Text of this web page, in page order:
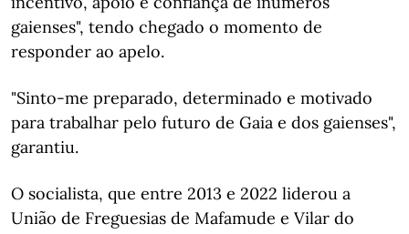
gaienses", tendo chegado o momento de
responder ao apelo.
"Sinto-me preparado, determinado e motivado
para trabalhar pelo futuro de Gaia e dos gaienses",
garantiu.
O socialista, que entre 2013 e 2022 liderou a
União de Freguesias de Mafamude e Vilar do